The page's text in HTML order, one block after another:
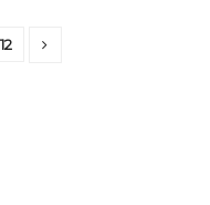
12